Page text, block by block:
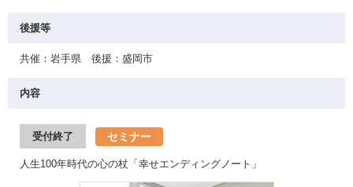
後援等
共催：岩手県 後援：盛岡市
内容
受付終了 セミナー
人生100年時代の心の杖「幸せエンディングノート」